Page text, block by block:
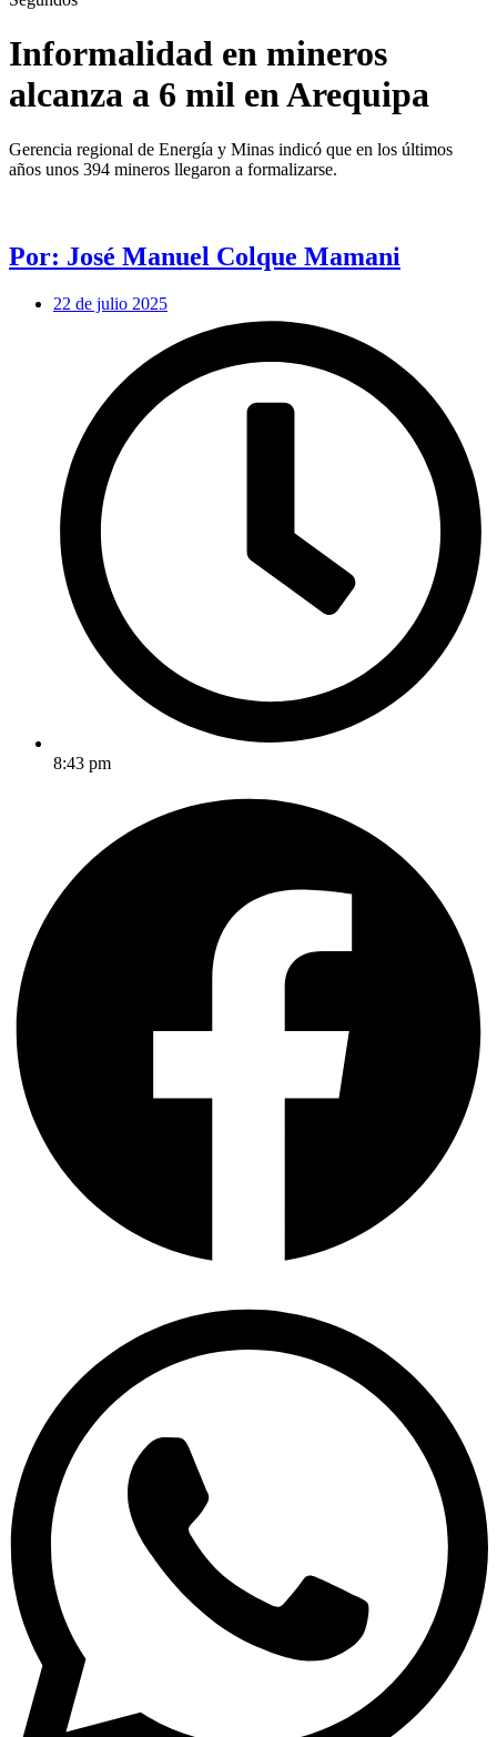
Informalidad en mineros
alcanza a 6 mil en Arequipa
Gerencia regional de Energía y Minas indicó que en los últimos
años unos 394 mineros llegaron a formalizarse.
Por: José Manuel Colque Mamani
22 de julio 2025
8:43 pm